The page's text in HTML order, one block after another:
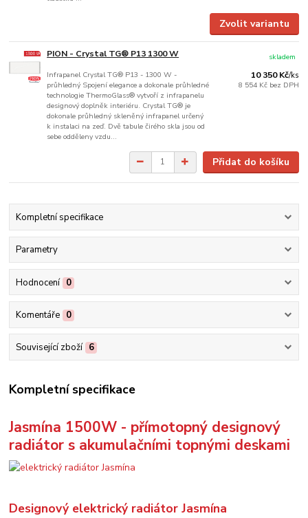
Zvolit variantu
PION - Crystal TG® P13 1300 W
Infrapanel Crystal TG® P13 - 1300 W -
průhledný Spojení elegance a dokonale průhledné
technologie ThermoGlass® vytvoří z infrapanelu
designový doplněk interiéru. Crystal TG® je
dokonale průhledný skleněný infrapanel určený
k instalaci na zeď. Dvě tabule čirého skla jsou od
sebe odděleny vzdu...
10 350 Kč/ks
8 554 Kč bez DPH
skladem
Přidat do košíku
Kompletní specifikace
Parametry
Hodnocení 0
Komentáře 0
Související zboží 6
Kompletní specifikace
Jasmína 1500W - přímotopný designový
radiátor s akumulačními topnými deskami
Designový elektrický radiátor Jasmína